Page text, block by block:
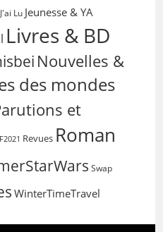
J'ai Lu Jeunesse & YA
Livres & BD
Nouvelles &
des mondes
et
Revues Roman
Swap
WinterTimeTravel